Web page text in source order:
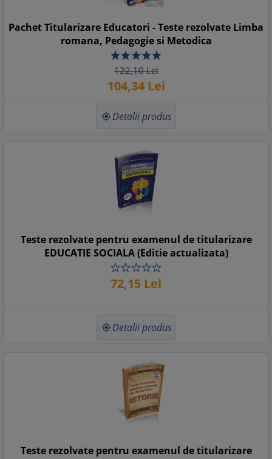
Pachet Titularizare Educatori - Teste rezolvate Limba
romana, Pedagogie si Metodica
122,10Lei
104,34Lei
 Detalii produs
Teste rezolvate pentru examenul de titularizare
EDUCATIE SOCIALA (Editie actualizata)
72,15 Lei
 Detalii produs
Teste rezolvate pentru examenul de titularizare